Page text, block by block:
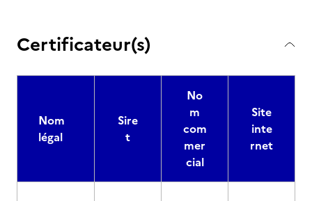
Certificateur(s)
Nom
légal
Sire
t
No
m
com
mer
cial
Site
inte
rnet